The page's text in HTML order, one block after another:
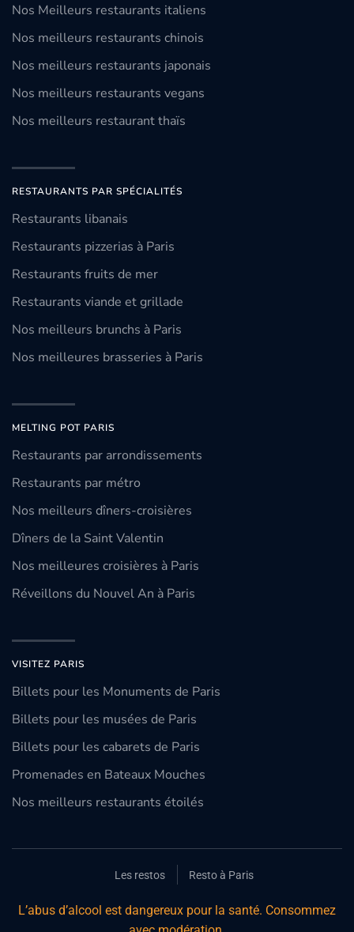
Nos Meilleurs restaurants italiens
Nos meilleurs restaurants chinois
Nos meilleurs restaurants japonais
Nos meilleurs restaurants vegans
Nos meilleurs restaurant thaïs
RESTAURANTS PAR SPÉCIALITÉS
Restaurants libanais
Restaurants pizzerias à Paris
Restaurants fruits de mer
Restaurants viande et grillade
Nos meilleurs brunchs à Paris
Nos meilleures brasseries à Paris
MELTING POT PARIS
Restaurants par arrondissements
Restaurants par métro
Nos meilleurs dîners-croisières
Dîners de la Saint Valentin
Nos meilleures croisières à Paris
Réveillons du Nouvel An à Paris
VISITEZ PARIS
Billets pour les Monuments de Paris
Billets pour les musées de Paris
Billets pour les cabarets de Paris
Promenades en Bateaux Mouches
Nos meilleurs restaurants étoilés
Les restos Resto à Paris
L’abus d’alcool est dangereux pour la santé. Consommez